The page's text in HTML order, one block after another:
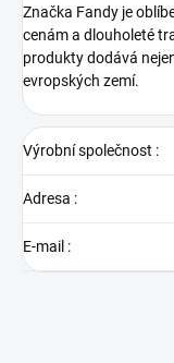
Značka Fandy je
cenám a dlouholeté
produkty dodává
evropských zemí.
Výrobní společnost :
Adresa :
E-mail :